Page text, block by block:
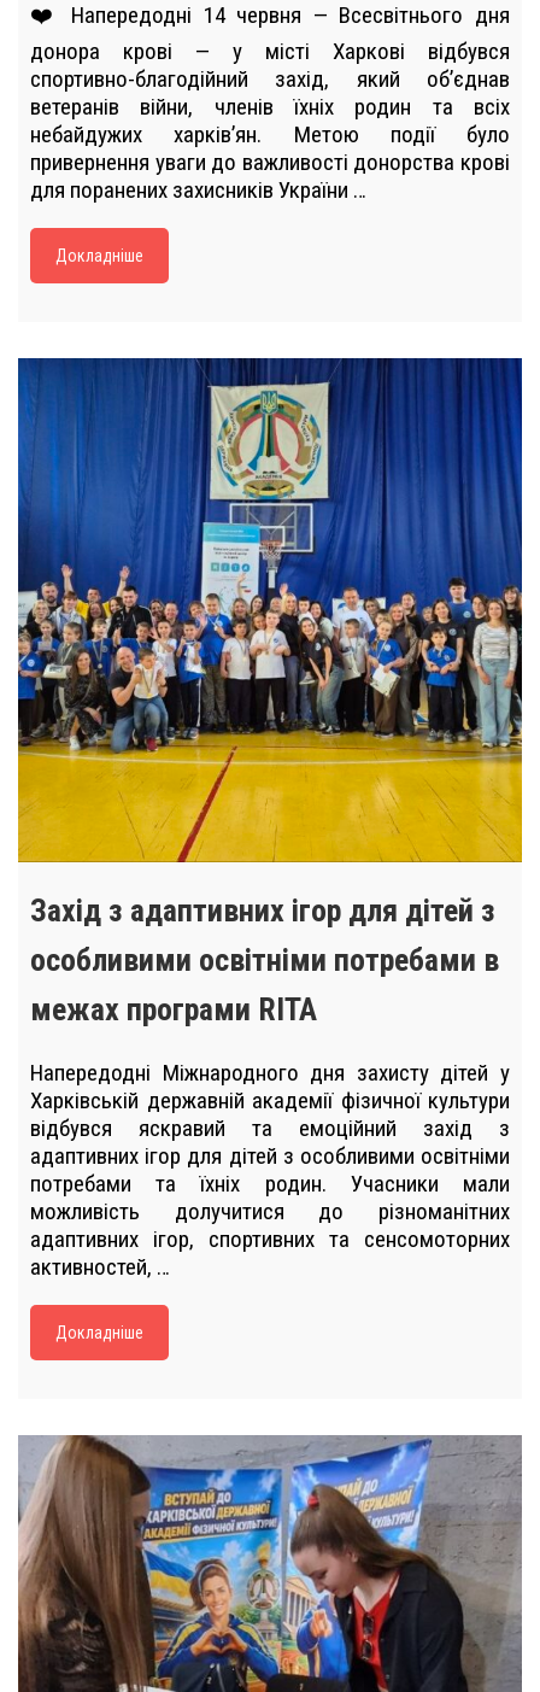
❤️ Напередодні 14 червня — Всесвітнього дня
донора крові — у місті Харкові відбувся
спортивно-благодійний захід, який об’єднав
ветеранів війни, членів їхніх родин та всіх
небайдужих харків’ян. Метою події було
привернення уваги до важливості донорства крові
для поранених захисників України …
Докладніше
Захід з адаптивних ігор для дітей з
особливими освітніми потребами в
межах програми RITA
Напередодні Міжнародного дня захисту дітей у
Харківській державній академії фізичної культури
відбувся яскравий та емоційний захід з
адаптивних ігор для дітей з особливими освітніми
потребами та їхніх родин. Учасники мали
можливість долучитися до різноманітних
адаптивних ігор, спортивних та сенсомоторних
активностей, …
Докладніше